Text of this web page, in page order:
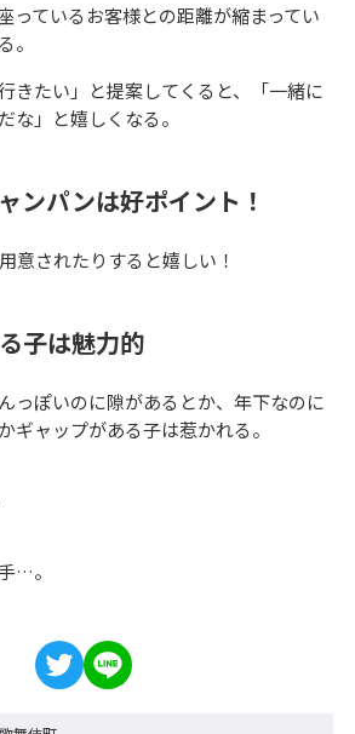
っているお客様との距離が縮まってい
。
きたい」と提案してくると、「一緒に
な」と嬉しくなる。
ンパンは好ポイント！
意されたりすると嬉しい！
子は魅力的
っぽいのに隙があるとか、年下なのに
ギャップがある子は惹かれる。
…。